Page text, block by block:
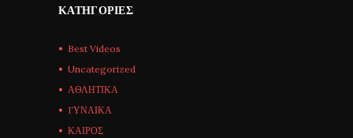
ΚΑΤΗΓΟΡΊΕΣ
Best Videos
Uncategorized
ΑΘΛΗΤΙΚΑ
ΓΥΝΑΙΚΑ
ΚΑΙΡΟΣ